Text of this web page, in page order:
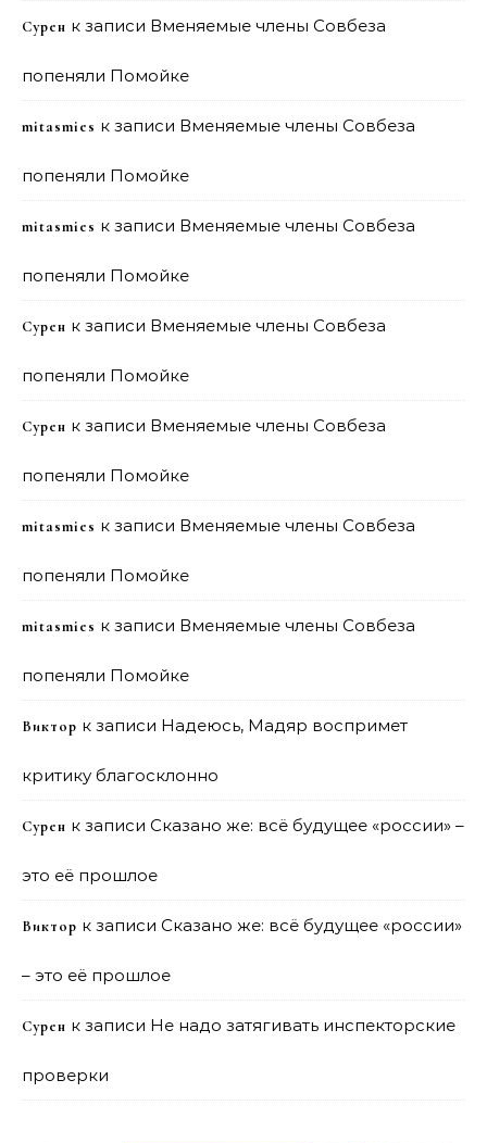
Сурен к записи Вменяемые члены Совбеза
попеняли Помойке
mitasmies к записи Вменяемые члены Совбеза
попеняли Помойке
mitasmies к записи Вменяемые члены Совбеза
попеняли Помойке
Сурен к записи Вменяемые члены Совбеза
попеняли Помойке
Сурен к записи Вменяемые члены Совбеза
попеняли Помойке
mitasmies к записи Вменяемые члены Совбеза
попеняли Помойке
mitasmies к записи Вменяемые члены Совбеза
попеняли Помойке
Виктор к записи Надеюсь, Мадяр воспримет
критику благосклонно
Сурен к записи Сказано же: всё будущее «россии» –
это её прошлое
Виктор к записи Сказано же: всё будущее «россии»
– это её прошлое
Сурен к записи Не надо затягивать инспекторские
проверки